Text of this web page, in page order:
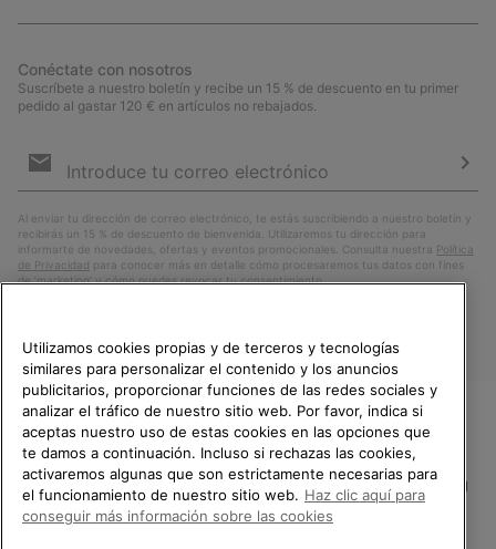
Conéctate con nosotros
Suscríbete a nuestro boletín y recibe un 15 % de descuento en tu primer
pedido al gastar 120 € en artículos no rebajados.
de
Al enviar tu dirección de correo electrónico, te estás suscribiendo a nuestro boletín y
recibirás un 15 % de descuento de bienvenida. Utilizaremos tu dirección para
informarte de novedades, ofertas y eventos promocionales. Consulta nuestra Política
de Privacidad para conocer más en detalle cómo procesaremos tus datos con fines
de ’marketing’ y cómo puedes revocar tu consentimiento.
España
SOREL.Reservados todos los derechos.
TE DAMOS LA BIENVENIDA A
SOREL.
POR FAVOR, SELECCIONA TU
PAÍS.
Utilizamos cookies propias y de terceros y tecnologías
similares para personalizar el contenido y los anuncios
publicitarios, proporcionar funciones de las redes sociales y
analizar el tráfico de nuestro sitio web. Por favor, indica si
aceptas nuestro uso de estas cookies en las opciones que
te damos a continuación. Incluso si rechazas las cookies,
activaremos algunas que son estrictamente necesarias para
el funcionamiento de nuestro sitio web. Haz clic aquí para
conseguir más información sobre las cookies